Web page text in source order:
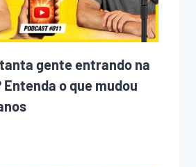
gente entrando na
o que mudou